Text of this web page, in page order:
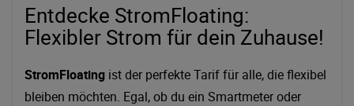
Entdecke StromFloating:
Flexibler Strom für dein Zuhause!
StromFloating ist der perfekte Tarif für alle, die flexibel
bleiben möchten. Egal, ob du ein Smartmeter oder